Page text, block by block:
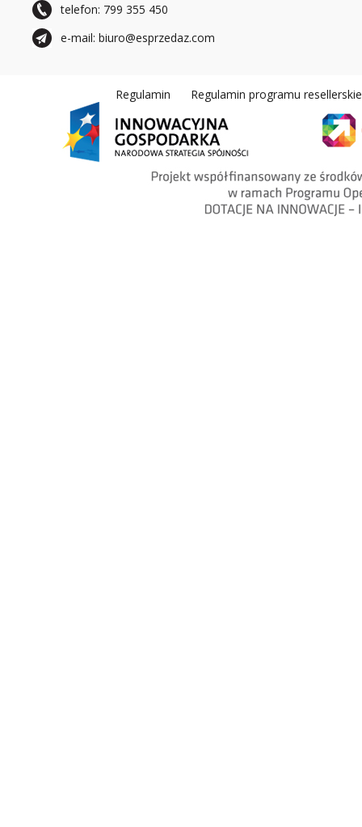
telefon: 799 355 450
e-mail: biuro@esprzedaz.com
Regulamin Regulamin programu